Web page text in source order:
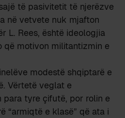
të pasivitetit të njerëzve
në vetvete nuk mjafton
L. Rees, është ideologjia
që motivon militantizmin e
modestë shqiptarë e
Vërtetë veglat e
para tyre çifutë, por rolin e
“armiqtë e klasë” që ata i